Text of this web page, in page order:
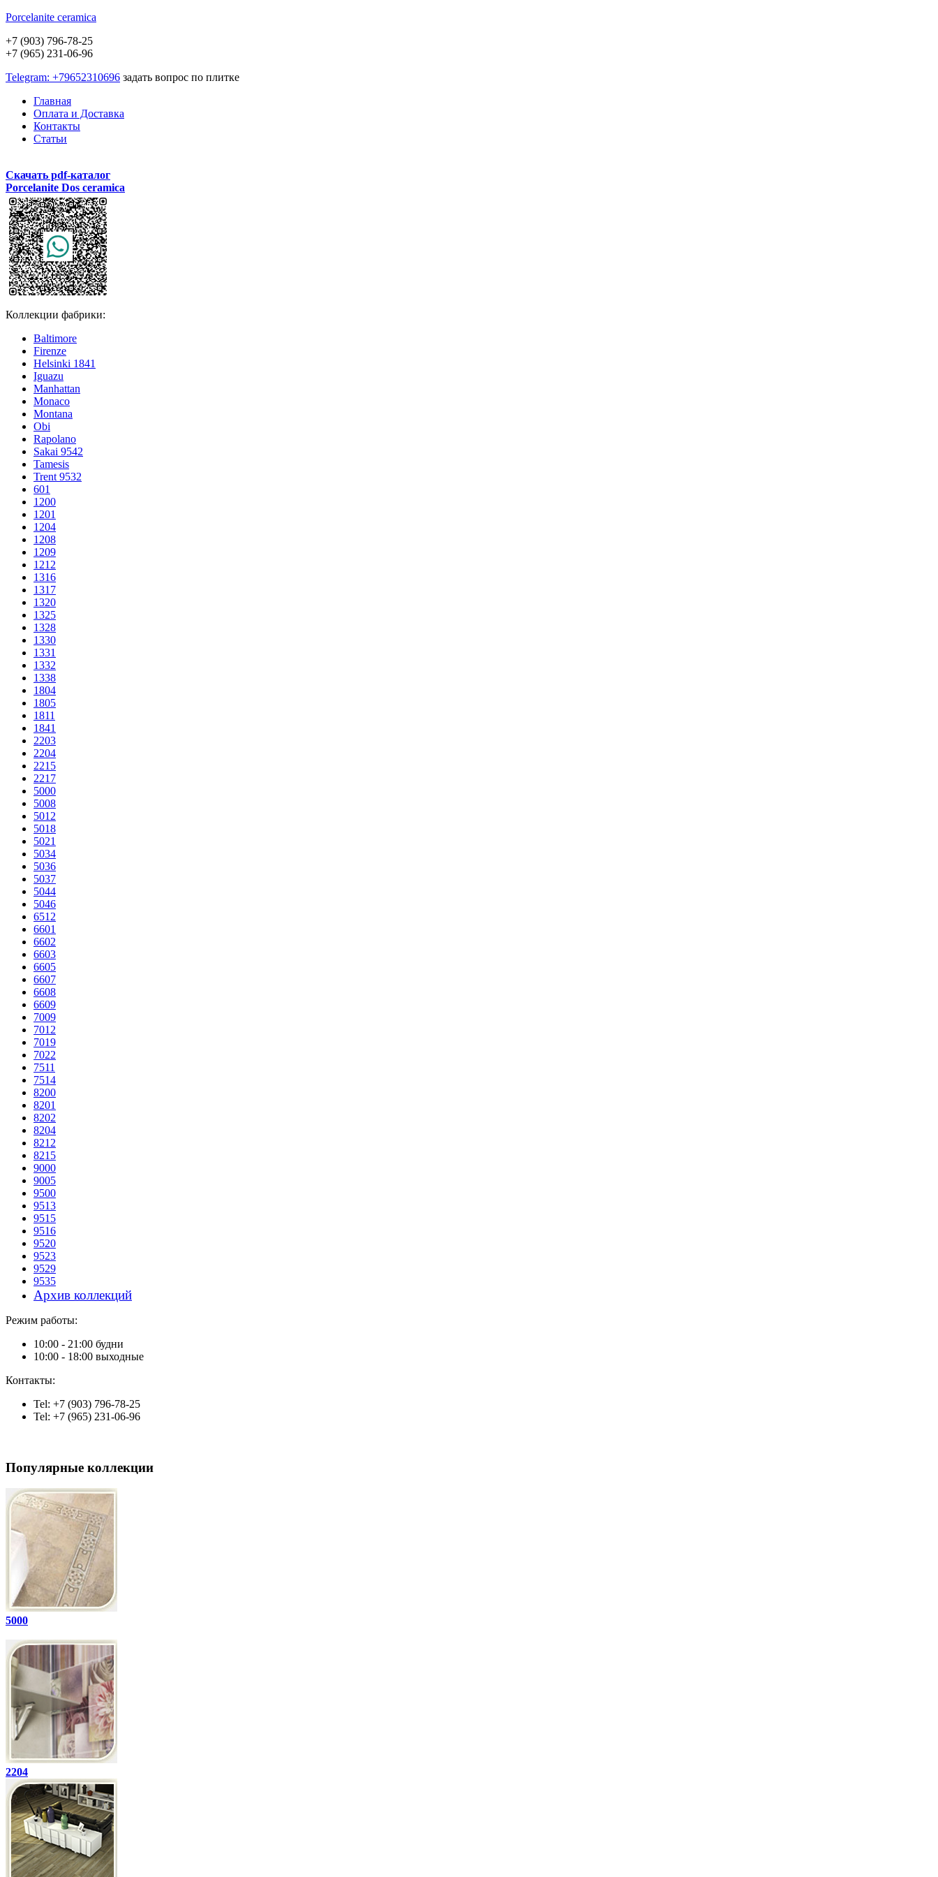
Porcelanite ceramica
+7 (903) 796-78-25
+7 (965) 231-06-96
Telegram: +79652310696 задать вопрос по плитке
Главная
Оплата и Доставка
Контакты
Статьи
Скачать pdf-каталог
Porcelanite Dos ceramica
Коллекции фабрики:
Baltimore
Firenze
Helsinki 1841
Iguazu
Manhattan
Monaco
Montana
Obi
Rapolano
Sakai 9542
Tamesis
Trent 9532
601
1200
1201
1204
1208
1209
1212
1316
1317
1320
1325
1328
1330
1331
1332
1338
1804
1805
1811
1841
2203
2204
2215
2217
5000
5008
5012
5018
5021
5034
5036
5037
5044
5046
6512
6601
6602
6603
6605
6607
6608
6609
7009
7012
7019
7022
7511
7514
8200
8201
8202
8204
8212
8215
9000
9005
9500
9513
9515
9516
9520
9523
9529
9535
Архив коллекций
Режим работы:
10:00 - 21:00 будни
10:00 - 18:00 выходные
Контакты:
Tel: +7 (903) 796-78-25
Tel: +7 (965) 231-06-96
Популярные коллекции
5000
2204